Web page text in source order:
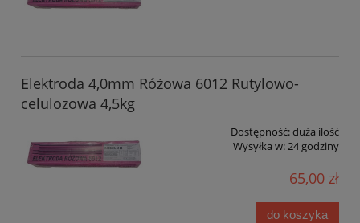
Elektroda 4,0mm Różowa 6012 Rutylowo-
celulozowa 4,5kg
Dostępność:duża ilość
Wysyłka w:24 godziny
65,00 zł
do koszyka